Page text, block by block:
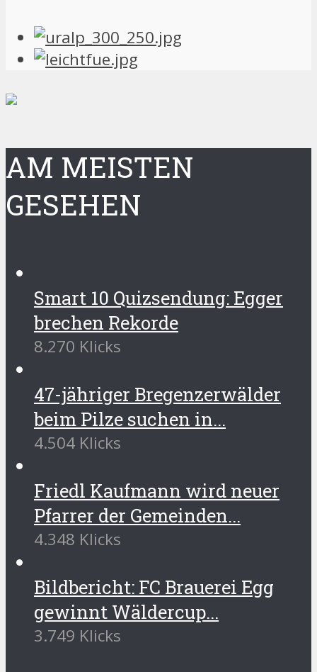
AM MEISTEN
GESEHEN
Smart 10 Quizsendung: Egger
brechen Rekorde
8.270 Klicks
47-jähriger Bregenzerwälder
beim Pilze suchen in...
4.504 Klicks
Friedl Kaufmann wird neuer
Pfarrer der Gemeinden...
4.348 Klicks
Bildbericht: FC Brauerei Egg
gewinnt Wäldercup...
3.749 Klicks